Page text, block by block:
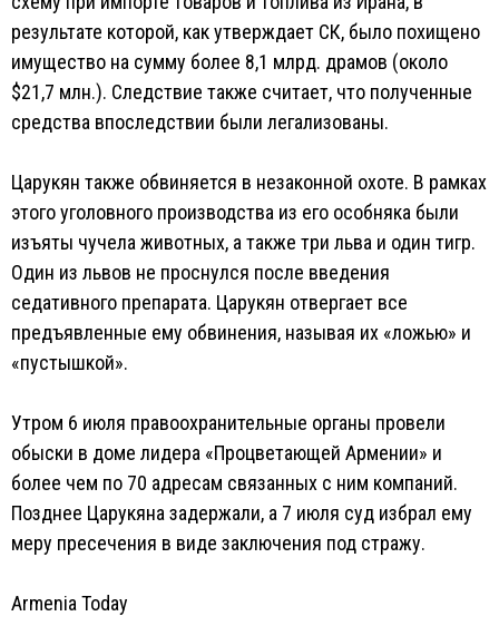
результате которой, как утверждает СК, было похищено
имущество на сумму более 8,1 млрд. драмов (около
$21,7 млн.). Следствие также считает, что полученные
средства впоследствии были легализованы.
Царукян также обвиняется в незаконной охоте. В рамках
этого уголовного производства из его особняка были
изъяты чучела животных, а также три льва и один тигр.
Один из львов не проснулся после введения
седативного препарата. Царукян отвергает все
предъявленные ему обвинения, называя их «ложью» и
«пустышкой».
Утром 6 июля правоохранительные органы провели
обыски в доме лидера «Процветающей Армении» и
более чем по 70 адресам связанных с ним компаний.
Позднее Царукяна задержали, а 7 июля суд избрал ему
меру пресечения в виде заключения под стражу.
Armenia Today